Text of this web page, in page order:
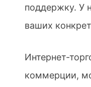
поддержку. У
ваших
Интернет-
коммерции,